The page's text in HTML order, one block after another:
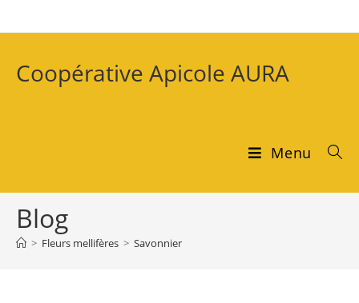
Coopérative Apicole AURA
Menu
Blog
> Fleurs mellifères > Savonnier